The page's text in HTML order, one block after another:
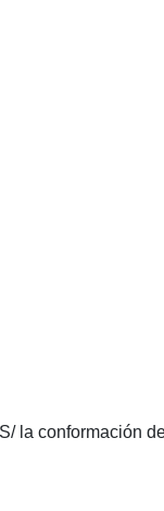
S/ la conformación